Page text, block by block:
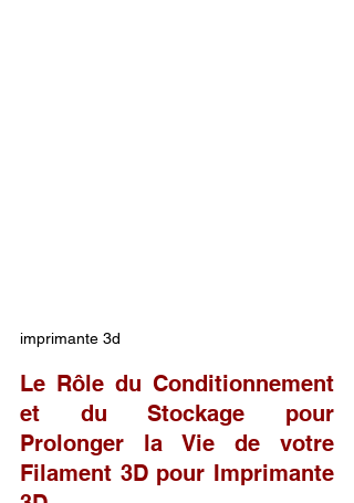
imprimante 3d
Le Rôle du Conditionnement
et du Stockage pour
Prolonger la Vie de votre
Filament 3D pour Imprimante